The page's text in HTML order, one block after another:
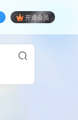
开通会员